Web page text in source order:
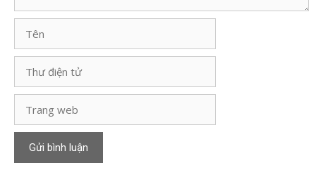
tử